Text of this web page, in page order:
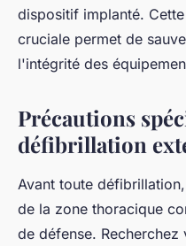
dispositif implanté.
cruciale permet de
l'intégrité des
Précautions
défibrillation
Avant toute
de la zone thoracique
de défense. Recherchez